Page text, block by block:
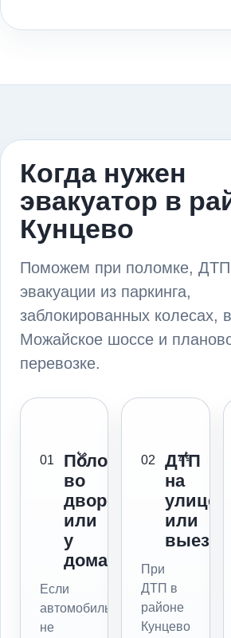
Когда нужен
эвакуатор в
Кунцево
Поможем при поломке,
эвакуации из паркинга,
заблокированных колесах,
Можайское шоссе и
перевозке.
01
Поломка
во
дворе
или
у
дома
Если
автомобиль
не
02
ДТП
на
улице
или
выезде
При
ДТП в
районе
Кунцево